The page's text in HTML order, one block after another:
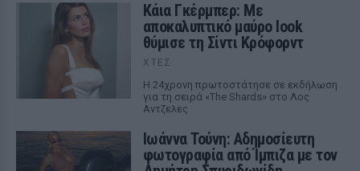
Κάια Γκέρμπερ: Με
αποκαλυπτικό μαύρο look
θύμισε τη Σίντι Κρόφορντ
ΧΤΕΣ
Η 24χρονη πρωτοστάτησε σε εκδήλωση
για τη σειρά «The Shards» στο Λος
Αντζελες
Ιωάννα Τούνη: Αδημοσίευτη
φωτογραφία από Ίμπιζα με τον